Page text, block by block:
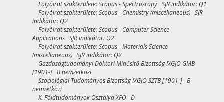
Folyóirat szakterülete: Scopus - Spectroscopy SJR indikátor: Q1
Folyóirat szakterülete: Scopus - Chemistry (miscellaneous) SJR
indikátor: Q2
Folyóirat szakterülete: Scopus - Computer Science
Applications SJR indikátor: Q2
Folyóirat szakterülete: Scopus - Materials Science
(miscellaneous) SJR indikátor: Q2
Gazdaságtudományi Doktori Minősítő Bizottság IXGJO GMB
[1901-] B nemzetközi
Szociológiai Tudományos Bizottság IXGJO SZTB [1901-] B
nemzetközi
X. Földtudományok Osztálya XFO D